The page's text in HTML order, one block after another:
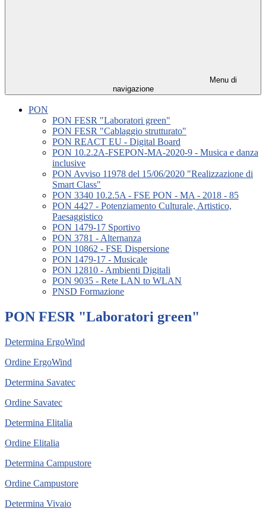
Menu di
navigazione
PON
PON FESR "Laboratori green"
PON FESR "Cablaggio strutturato"
PON REACT EU - Digital Board
PON 10.2.2A-FSEPON-MA-2020-9 - Musica e danza
inclusive
PON Avviso 11978 del 15/06/2020 "Realizzazione di
Smart Class"
PON 3340 10.2.5A - FSE PON - MA - 2018 - 85
PON 4427 - Potenziamento Culturale, Artistico,
Paesaggistico
PON 1479-17 Sportivo
PON 3781 - Alternanza
PON 10862 - FSE Dispersione
PON 1479-17 - Musicale
PON 12810 - Ambienti Digitali
PON 9035 - Rete LAN to WLAN
PNSD Formazione
PON FESR "Laboratori green"
Determina ErgoWind
Ordine ErgoWind
Determina Savatec
Ordine Savatec
Determina Elitalia
Ordine Elitalia
Determina Campustore
Ordine Campustore
Determina Vivaio